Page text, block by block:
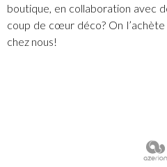
boutique, en collaboration avec
coup de cœur déco? On
chez nous!